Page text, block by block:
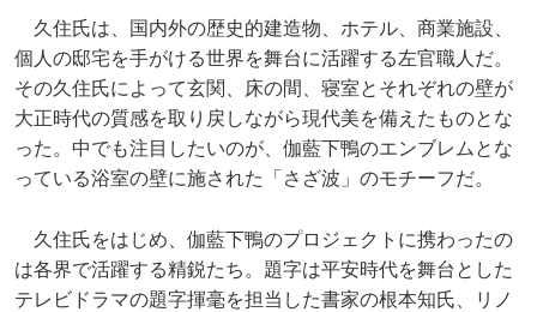
久住氏は、国内外の歴史的建造物、ホテル、商業施設、
個人の邸宅を手がける世界を舞台に活躍する左官職人だ。
その久住氏によって玄関、床の間、寝室とそれぞれの壁が
大正時代の質感を取り戻しながら現代美を備えたものとな
った。中でも注目したいのが、伽藍下鴨のエンブレムとな
っている浴室の壁に施された「さざ波」のモチーフだ。
久住氏をはじめ、伽藍下鴨のプロジェクトに携わったの
は各界で活躍する精鋭たち。題字は平安時代を舞台とした
テレビドラマの題字揮毫を担当した書家の根本知氏、リノ